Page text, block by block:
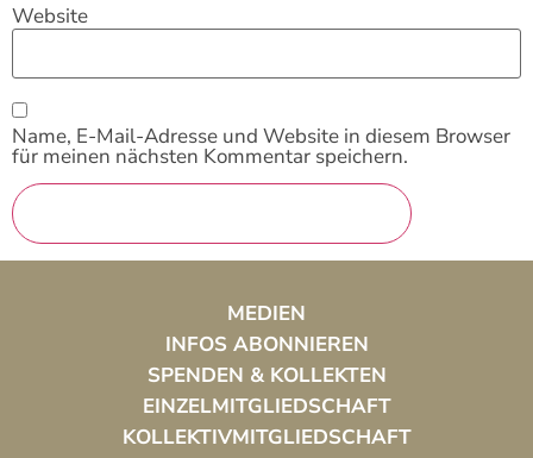
Website
Name, E-Mail-Adresse und Website in diesem Browser
für meinen nächsten Kommentar speichern.
MEDIEN
INFOS ABONNIEREN
SPENDEN & KOLLEKTEN
EINZELMITGLIEDSCHAFT
KOLLEKTIVMITGLIEDSCHAFT